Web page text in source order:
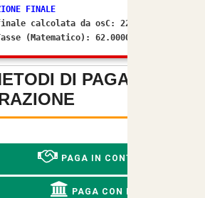
FINALE
calcolata da osC: 22%
(Matematico): 62.000034
DI PAGAMENTO
PAGA IN CONTRASSEGNO
PAGA CON BONIFICO